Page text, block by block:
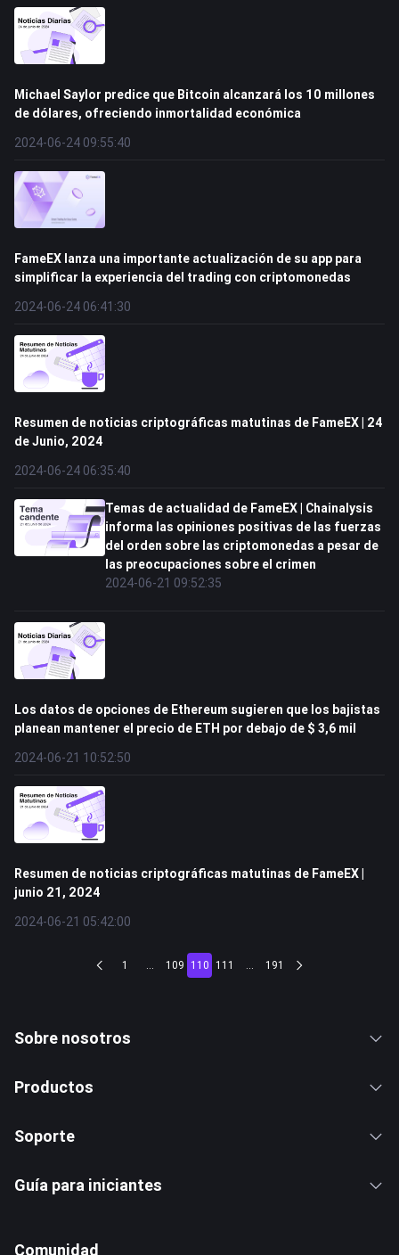
Michael Saylor predice que Bitcoin alcanzará los 10 millones
de dólares, ofreciendo inmortalidad económica
2024-06-24 09:55:40
FameEX lanza una importante actualización de su app para
simplificar la experiencia del trading con criptomonedas
2024-06-24 06:41:30
Resumen de noticias criptográficas matutinas de FameEX | 24
de Junio, 2024
2024-06-24 06:35:40
Temas de actualidad de FameEX | Chainalysis
informa las opiniones positivas de las fuerzas
del orden sobre las criptomonedas a pesar de
las preocupaciones sobre el crimen
2024-06-21 09:52:35
Los datos de opciones de Ethereum sugieren que los bajistas
planean mantener el precio de ETH por debajo de $ 3,6 mil
2024-06-21 10:52:50
Resumen de noticias criptográficas matutinas de FameEX |
junio 21, 2024
2024-06-21 05:42:00
1 ... 109 110 111 ... 191
Sobre nosotros
Productos
Soporte
Guía para iniciantes
Comunidad